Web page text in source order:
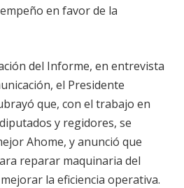
en favor de la
del Informe, en entrevista
el Presidente
que, con el trabajo en
y regidores, se
Ahome, y anunció que
reparar maquinaria del
la eficiencia operativa.